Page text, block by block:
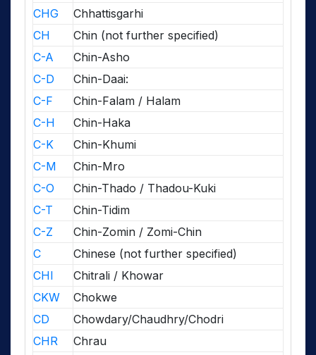
CHG
Chhattisgarhi
CH
Chin (not further specified)
C-A
Chin-Asho
C-D
Chin-Daai:
C-F
Chin-Falam / Halam
C-H
Chin-Haka
C-K
Chin-Khumi
C-M
Chin-Mro
C-O
Chin-Thado / Thadou-Kuki
C-T
Chin-Tidim
C-Z
Chin-Zomin / Zomi-Chin
C
Chinese (not further specified)
CHI
Chitrali / Khowar
CKW
Chokwe
CD
Chowdary/Chaudhry/Chodri
CHR
Chrau